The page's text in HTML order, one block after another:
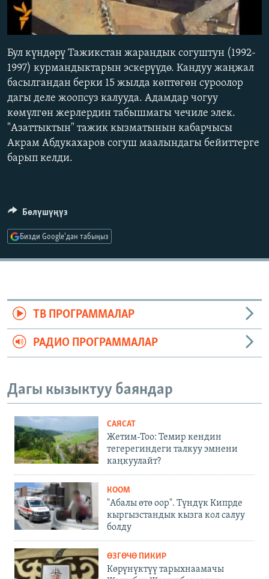
ЭЖЕ-СИҢДИЛЕР
АЗАТТЫК+
ЫҢГАЙСЫЗ СУРООЛОР
ОНЛАЙН ШЕРИНЕ
ЭЕ/АРнун бардык сайттары
EMBED
Бул күндөрү Тажикстан жарандык согуштун (1992-
1997) курмандыктарын эскерүүдө. Кандуу жаңжал
басылгандан берки 15 жылда көптөгөн суроолор
дагы деле жоопсуз калууда. Адамдар чогуу
көмүлгөн жерлердин табышмагы чечиле элек.
"Азаттыктын" тажик кызматынын кабарчысы
Aкрам Абдукахаров согуш маалындагы бейиттерге
барып келди.
Бөлүшүңүз
Бизди Google'дан табыңыз
ТВ ПРОГРАММАЛАР
РАДИО ПРОГРАММАЛАР
Дагы кызыктуу баяндар
САЯСАТ
Жетим-Тоо: Темир кендин
тегерегиндеги талкуу эмнени
каңкуулайт?
КООМ
"Абалы өтө оор". Түндүк Кипрде
кыргызстандык кызга кол салуу
болду
ӨЗГӨЧӨ ПИКИР
Көрүнүктүү тарыхнаамачы